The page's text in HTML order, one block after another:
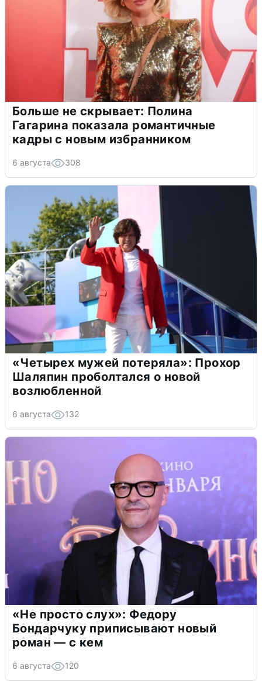
Больше не скрывает: Полина
Гагарина показала романтичные
кадры с новым избранником
6 августа 308
«Четырех мужей потеряла»: Прохор
Шаляпин проболтался о новой
возлюбленной
6 августа 132
«Не просто слух»: Федору
Бондарчуку приписывают новый
роман — с кем
6 августа 120